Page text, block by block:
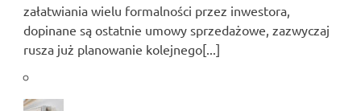
załatwiania wielu formalności przez inwestora,
dopinane są ostatnie umowy sprzedażowe, zazwyczaj
rusza już planowanie kolejnego[...]